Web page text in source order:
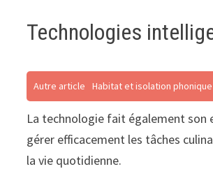
Technologies
Autre article Habitat et isolation
La technologie fait également son
gérer efficacement les tâches
la vie quotidienne.